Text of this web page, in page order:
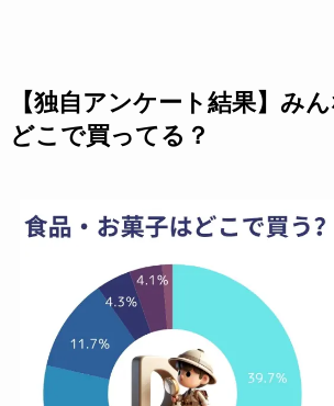
【独自アンケート結果】み
どこで買ってる？